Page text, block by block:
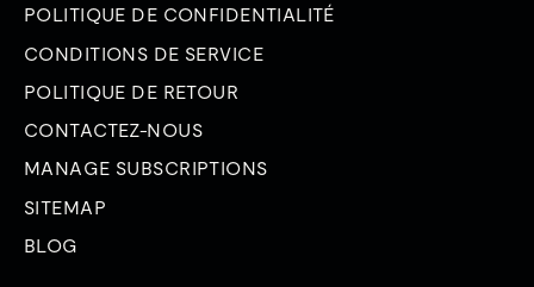
POLITIQUE DE CONFIDENTIALITÉ
CONDITIONS DE SERVICE
POLITIQUE DE RETOUR
CONTACTEZ-NOUS
MANAGE SUBSCRIPTIONS
SITEMAP
BLOG